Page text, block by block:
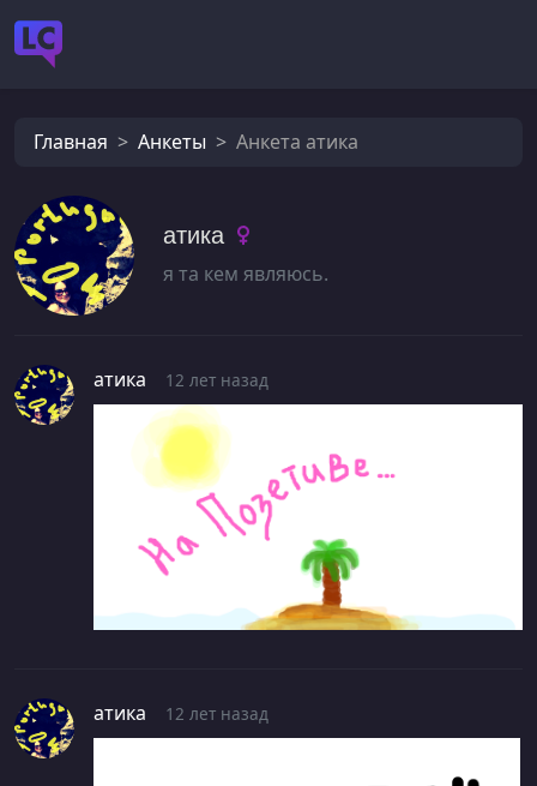
Главная Анкеты Анкета атика
атика
я та кем являюсь.
атика 12 лет назад
атика 12 лет назад